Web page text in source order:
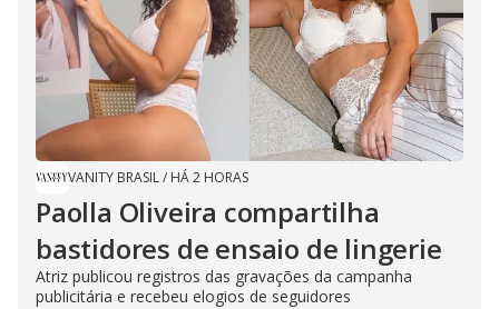
VANITY BRASIL/ HÁ 2 HORAS
Paolla Oliveira compartilha
bastidores de ensaio de lingerie
Atriz publicou registros das gravações da campanha
publicitária e recebeu elogios de seguidores